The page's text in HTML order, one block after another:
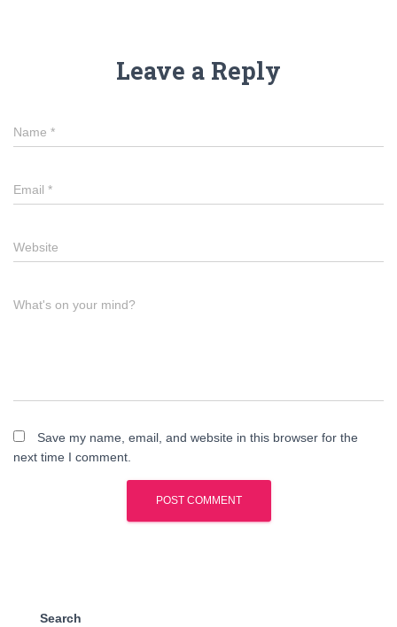
Leave a Reply
Name *
Email *
Website
What's on your mind?
Save my name, email, and website in this browser for the
next time I comment.
Search